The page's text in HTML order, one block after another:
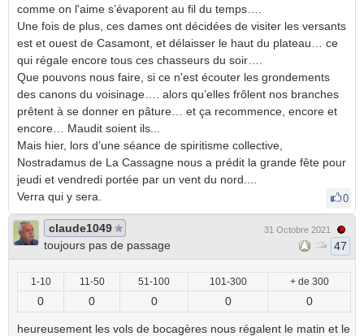
comme on l'aime s’évaporent au fil du temps….
Une fois de plus, ces dames ont décidées de visiter les versants
est et ouest de Casamont, et délaisser le haut du plateau… ce
qui régale encore tous ces chasseurs du soir….
Que pouvons nous faire, si ce n'est écouter les grondements
des canons du voisinage…. alors qu’elles frôlent nos branches
prêtent à se donner en pâture… et ça recommence, encore et
encore… Maudit soient ils...
Mais hier, lors d’une séance de spiritisme collective,
Nostradamus de La Cassagne nous a prédit la grande fête pour
jeudi et vendredi portée par un vent du nord....
Verra qui y sera.
0
claude1049
toujours pas de passage
31 Octobre 2021
47
1-10 11-50 51-100 101-300 + de 300
0 0 0 0 0
heureusement les vols de bocagères nous régalent le matin et le